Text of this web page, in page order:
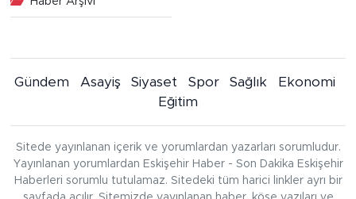
Gündem Asayiş Siyaset Spor Sağlık
Ekonomi
Eğitim
Sitede yayınlanan içerik ve yorumlardan yazarları sorumludur.
Yayınlanan yorumlardan Eskişehir Haber - Son Dakika Eskişehir
Haberleri sorumlu tutulamaz. Sitedeki tüm harici linkler ayrı bir